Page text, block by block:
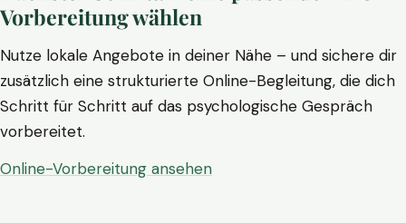
Vorbereitung wählen
Nutze lokale Angebote in deiner Nähe – und sichere dir
zusätzlich eine strukturierte Online-Begleitung, die dich
Schritt für Schritt auf das psychologische Gespräch
vorbereitet.
Online-Vorbereitung ansehen